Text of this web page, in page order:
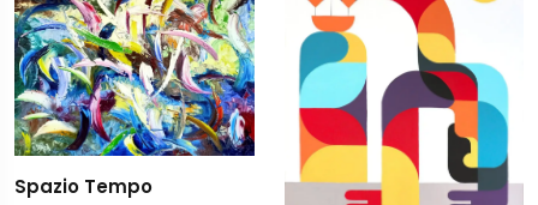
Spazio Tempo